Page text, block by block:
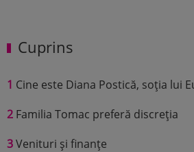
Cuprins
1 Cine este Diana Postică, soția lui
2 Familia Tomac preferă discreția
3Venituri și finanțe